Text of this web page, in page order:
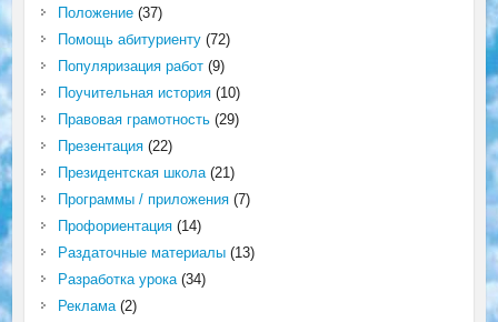
Положение(37)
Помощь абитуриенту(72)
Популяризация работ(9)
Поучительная история(10)
Правовая грамотность(29)
Презентация(22)
Президентская школа(21)
Программы / приложения(7)
Профориентация(14)
Раздаточные материалы(13)
Разработка урока(34)
Реклама(2)